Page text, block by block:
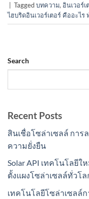
Taggedบทความ, อินเวอร์เ
ไฮบริดอินเวอร์เตอร์ คืออะไร
Search
Recent Posts
สินเชื่อโซล่าเซลล์ กา
ความยั่งยืน
Solar API เทคโนโลยี
ตั้งแผงโซล่าเซลล์ทั่วโล
เทคโนโลยีโซล่าเซลล์